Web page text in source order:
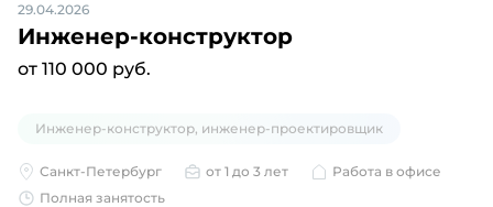
29.04.2026
Инженер-конструктор
от 110 000 руб.
Инженер-конструктор, инженер-проектировщик
Санкт-Петербург от 1 до 3 лет
Работа в офисе
Полная занятость